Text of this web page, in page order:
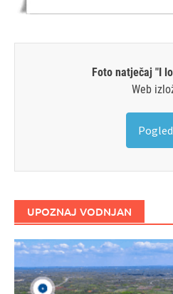
Foto natječaj "I
Web
UPOZNAJ VODNJAN